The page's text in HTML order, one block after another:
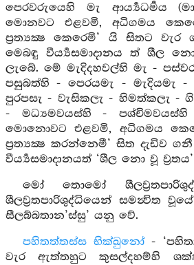
පෙරවරුයෙහි මැ ආර්‍ය්‍යධර්‍මය
මොනවට එළවමි, අධිගමය
ප්‍රත්‍යක්‍ෂ කෙරෙමි’ යි සිතට වැර
මෙබඳු වීර්‍ය්‍යසමාදානය ත් ශීල
ලැබේ. මේ මැදිදහවල්හි මැ -
පසුබත්හි - පෙරයමැ - මැදියමැ -
පුරපසැ - වැසිකලැ - හිමත්කලැ -
- මධ්‍යමවයස්හි - පශ්චිමවයස්හි
මොනොවට එළවමි, අධිගමය
ප්‍රත්‍යක්‍ෂ කරන්නෙමී’ සිත දැඩිව
වීර්‍ය්‍යසමාදානයත් ‘ශීල නො වූ
මෝ තොමෝ
ශීලව්‍රතපාරිශුද්ධියෙන් සමන්‍විත
සීලබ්බතාන’ස්සු’ යනු වේ.
පහිතත්තස්ස භික්ඛුනෝ-
වැර ඇත්තහුට කුසල්දහම්හි